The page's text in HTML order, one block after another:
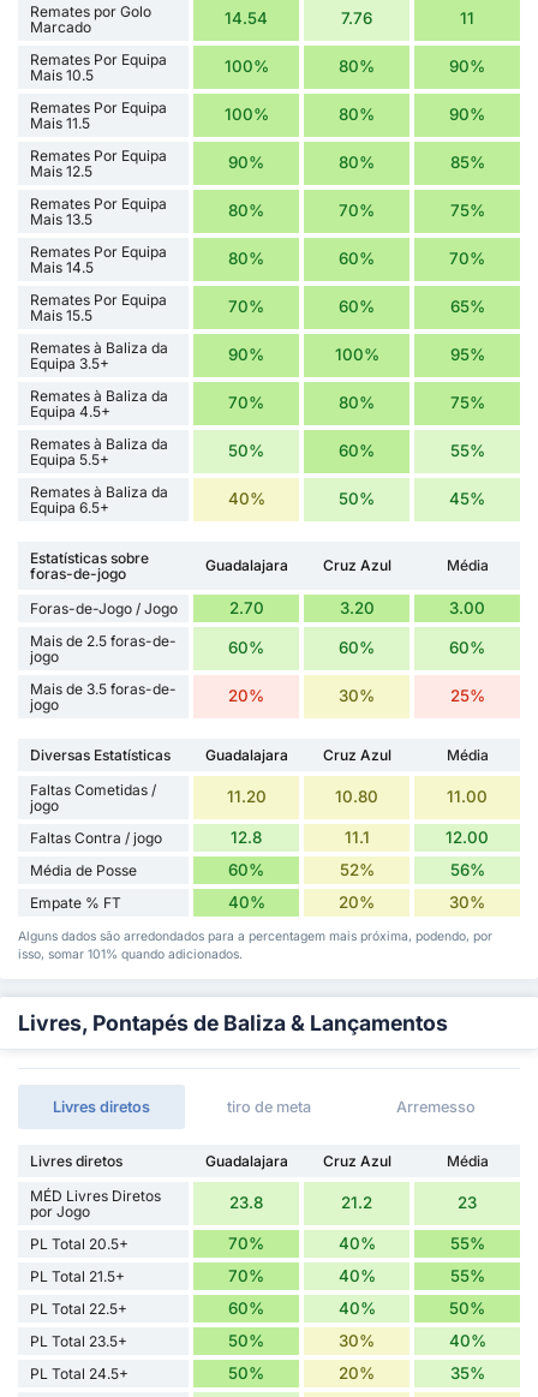
Remates por Golo
Marcado
14.54 7.76 11
Remates Por Equipa
Mais 10.5
100% 80% 90%
Remates Por Equipa
Mais 11.5
100% 80% 90%
Remates Por Equipa
Mais 12.5
90% 80% 85%
Remates Por Equipa
Mais 13.5
80% 70% 75%
Remates Por Equipa
Mais 14.5
80% 60% 70%
Remates Por Equipa
Mais 15.5
70% 60% 65%
Remates à Baliza da
Equipa 3.5+
90% 100% 95%
Remates à Baliza da
Equipa 4.5+
70% 80% 75%
Remates à Baliza da
Equipa 5.5+
50% 60% 55%
Remates à Baliza da
Equipa 6.5+
40% 50% 45%
Estatísticas sobre
foras-de-jogo
Guadalajara Cruz Azul Média
Foras-de-Jogo / Jogo 2.70 3.20 3.00
Mais de 2.5 foras-de-
jogo
60% 60% 60%
Mais de 3.5 foras-de-
jogo
20% 30% 25%
Diversas Estatísticas Guadalajara Cruz Azul
Média
Faltas Cometidas /
jogo
11.20 10.80 11.00
Faltas Contra / jogo 12.8 11.1 12.00
Média de Posse 60% 52% 56%
Empate % FT 40% 20% 30%
Alguns dados são arredondados para a percentagem mais próxima, podendo, por
isso, somar 101% quando adicionados.
Livres, Pontapés de Baliza & Lançamentos
Livres diretos tiro de meta Arremesso
Livres diretos Guadalajara Cruz Azul
Média
MÉD Livres Diretos
por Jogo
23.8 21.2 23
PL Total 20.5+ 70% 40% 55%
PL Total 21.5+ 70% 40% 55%
PL Total 22.5+ 60% 40% 50%
PL Total 23.5+ 50% 30% 40%
PL Total 24.5+ 50% 20% 35%